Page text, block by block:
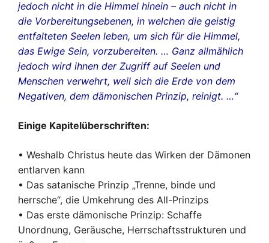
jedoch nicht in die Himmel hinein – auch nicht in
die Vorbereitungsebenen, in welchen die geistig
entfalteten Seelen leben, um sich für die Himmel,
das Ewige Sein, vorzubereiten. … Ganz allmählich
jedoch wird ihnen der Zugriff auf Seelen und
Menschen verwehrt, weil sich die Erde von dem
Negativen, dem dämonischen Prinzip, reinigt. …“
Einige Kapitelüberschriften:
• Weshalb Christus heute das Wirken der Dämonen
entlarven kann
• Das satanische Prinzip „Trenne, binde und
herrsche“, die Umkehrung des All-Prinzips
• Das erste dämonische Prinzip: Schaffe
Unordnung, Geräusche, Herrschaftsstrukturen und